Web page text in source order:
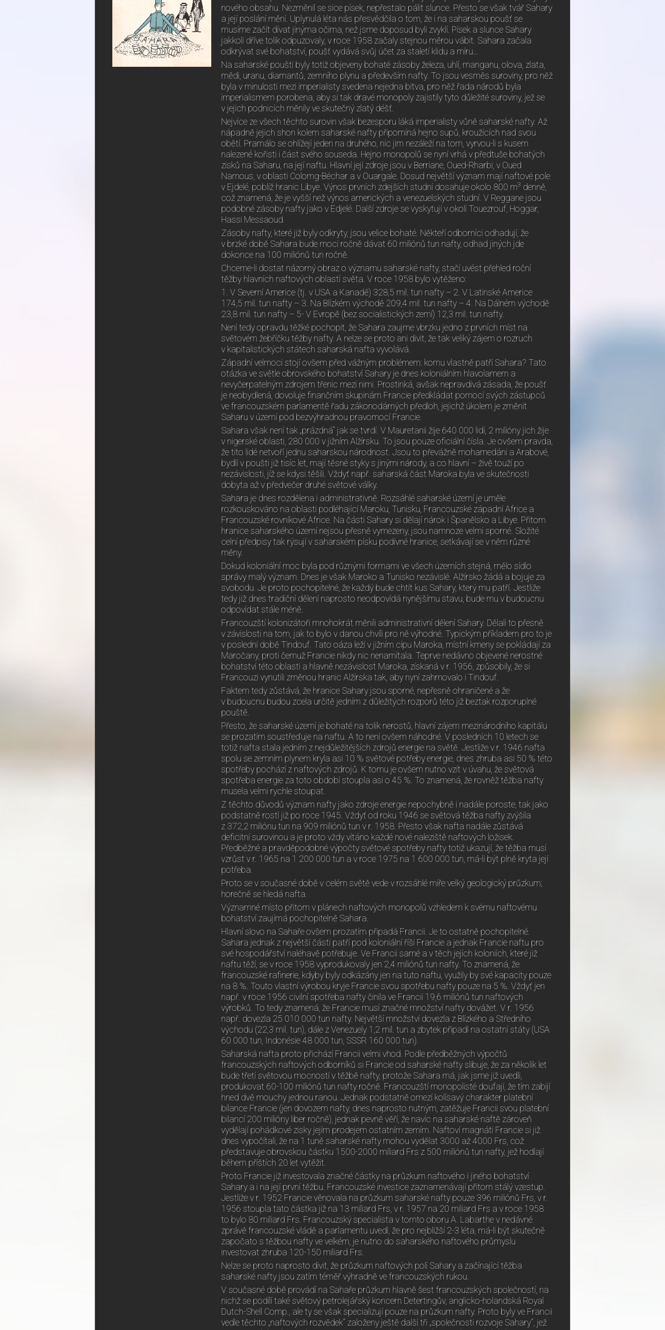
nového obsahu. Nezměnil se sice písek, nepřestalo pálit slunce. Přesto se však tvář Sahary
a její poslání mění. Uplynulá léta nás přesvědčila o tom, že i na saharskou poušť se
musíme začít dívat jinýma očima, než jsme doposud byli zvyklí. Písek a slunce Sahary
jakkoli dříve tolik odpuzovaly, v roce 1958 začaly stejnou měrou vábit. Sahara začala
odkrývat své bohatství, poušť vydává svůj účet za staletí klidu a míru…
Na saharské poušti byly totiž objeveny bohaté zásoby železa, uhlí, manganu, olova, zlata,
mědi, uranu, diamantů, zemního plynu a především nafty. To jsou vesměs suroviny, pro něž
byla v minulosti mezi imperialisty svedena nejedna bitva, pro něž řada národů byla
imperialismem porobena, aby si tak dravé monopoly zajistily tyto důležité suroviny, jež se
v jejich podnicích měnily ve skutečný zlatý déšť.
Nejvíce ze všech těchto surovin však bezesporu láká imperialisty vůně saharské nafty. Až
nápadně jejich shon kolem saharské nafty připomíná hejno supů, kroužících nad svou
obětí. Pramálo se ohlížejí jeden na druhého, nic jim nezáleží na tom, vyrvou-li s kusem
nalezené kořisti i část svého souseda. Hejno monopolů se nyní vrhá v předtuše bohatých
zisků na Saharu, na její naftu. Hlavní její zdroje jsou v Berriane, Oued-Rharbi, v Oued
Namous, v oblasti Colomg-Béchar a v Ouargale. Dosud největší význam mají naftové pole
v Ejdelé, poblíž hranic Libye. Výnos prvních zdejších studní dosahuje okolo 800 m3 denně,
což znamená, že je vyšší než výnos amerických a venezuelských studní. V Reggane jsou
podobné zásoby nafty jako v Edjelé. Další zdroje se vyskytují v okolí Touezrouf, Hoggar,
Hassi Messaoud.
Zásoby nafty, které již byly odkryty, jsou velice bohaté. Někteří odborníci odhadují, že
v brzké době Sahara bude moci ročně dávat 60 miliónů tun nafty, odhad jiných jde
dokonce na 100 miliónů tun ročně.
Chceme-li dostat názorný obraz o významu saharské nafty, stačí uvést přehled roční
těžby hlavních naftových oblastí světa. V roce 1958 bylo vytěženo:
1. V Severní Americe (tj. v USA a Kanadě) 328,5 mil. tun nafty – 2. V Latinské Americe
174,5 mil. tun nafty – 3. Na Blízkém východě 209,4 mil. tun nafty – 4. Na Dálném východě
23,8 mil. tun nafty – 5- V Evropě (bez socialistických zemí) 12,3 mil. tun nafty.
Není tedy opravdu těžké pochopit, že Sahara zaujme vbrzku jedno z prvních míst na
světovém žebříčku těžby nafty. A nelze se proto ani divit, že tak veliký zájem o rozruch
v kapitalistických státech saharská nafta vyvolává.
Západní velmoci stojí ovšem před vážným problémem: komu vlastně patří Sahara? Tato
otázka ve světle obrovského bohatství Sahary je dnes koloniálním hlavolamem a
nevyčerpatelným zdrojem třenic mezi nimi. Prostinká, avšak nepravdivá zásada, že poušť
je neobydlená, dovoluje finančním skupinám Francie předkládat pomocí svých zástupců
ve francouzském parlamentě řadu zákonodárných předloh, jejichž úkolem je změnit
Saharu v území pod bezvýhradnou pravomocí Francie.
Sahara však není tak „prázdná“ jak se tvrdí. V Mauretanii žije 640 000 lidí, 2 milióny jich žije
v nigerské oblasti, 280 000 v jižním Alžírsku. To jsou pouze oficiální čísla. Je ovšem pravda,
že tito lidé netvoří jednu saharskou národnost. Jsou to převážně mohamedáni a Arabové,
bydlí v poušti již tisíc let, mají těsné styky s jinými národy, a co hlavní – živě touží po
nezávislosti, jíž se kdysi těšili. Vždyť např. saharská část Maroka byla ve skutečnosti
dobyta až v předvečer druhé světové války.
Sahara je dnes rozdělena i administrativně. Rozsáhlé saharské území je uměle
rozkouskováno na oblasti podléhající Maroku, Tunisku, Francouzské západní Africe a
Francouzské rovníkové Africe. Na části Sahary si dělají nárok i Španělsko a Libye. Přitom
hranice saharského území nejsou přesně vymezeny, jsou namnoze velmi sporné. Složité
celní předpisy tak rýsují v saharském písku podivné hranice, setkávají se v něm různé
měny.
Dokud koloniální moc byla pod různými formami ve všech územích stejná, mělo sídlo
správy malý význam. Dnes je však Maroko a Tunisko nezávislé. Alžírsko žádá a bojuje za
svobodu. Je proto pochopitelné, že každý bude chtít kus Sahary, který mu patří. Jestliže
tedy již dnes tradiční dělení naprosto neodpovídá nynějšímu stavu, bude mu v budoucnu
odpovídat stále méně.
Francouzští kolonizátoři mnohokrát měnili administrativní dělení Sahary. Dělali to přesně
v závislosti na tom, jak to bylo v danou chvíli pro ně výhodné. Typickým příkladem pro to je
v poslední době Tindouf. Tato oáza leží v jižním cípu Maroka, místní kmeny se pokládají za
Maročany, proti čemuž Francie nikdy nic nenamítala. Teprve nedávno objevené nerostné
bohatství této oblasti a hlavně nezávislost Maroka, získaná v r. 1956, způsobily, že si
Francouzi vynutili změnou hranic Alžírska tak, aby nyní zahrnovalo i Tindouf.
Faktem tedy zůstává, že hranice Sahary jsou sporné, nepřesně ohraničené a že
v budoucnu budou zcela určitě jedním z důležitých rozporů této již beztak rozporuplné
pouště.
Přesto, že saharské území je bohaté na tolik nerostů, hlavní zájem mezinárodního kapitálu
se prozatím soustřeďuje na naftu. A to není ovšem náhodné. V posledních 10 letech se
totiž nafta stala jedním z nejdůležitějších zdrojů energie na světě. Jestliže v r. 1946 nafta
spolu se zemním plynem kryla asi 10 % světové potřeby energie, dnes zhruba asi 50 % této
spotřeby pochází z naftových zdrojů. K tomu je ovšem nutno vzít v úvahu, že světová
spotřeba energie za toto období stoupla asi o 45 %. To znamená, že rovněž těžba nafty
musela velmi rychle stoupat.
Z těchto důvodů význam nafty jako zdroje energie nepochybně i nadále poroste, tak jako
podstatně rostl již po roce 1945. Vždyť od roku 1946 se světová těžba nafty zvýšila
z 372,2 miliónu tun na 909 miliónů tun v r. 1958. Přesto však nafta nadále zůstává
deficitní surovinou a je proto vždy vítáno každé nové naleziště naftových ložisek.
Předběžné a pravděpodobné výpočty světové spotřeby nafty totiž ukazují, že těžba musí
vzrůst v r. 1965 na 1 200 000 tun a v roce 1975 na 1 600 000 tun, má-li být plně kryta její
potřeba.
Proto se v současné době v celém světě vede v rozsáhlé míře velký geologický průzkum;
horečně se hledá nafta.
Významné místo přitom v plánech naftových monopolů vzhledem k svému naftovému
bohatství zaujímá pochopitelně Sahara.
Hlavní slovo na Sahaře ovšem prozatím připadá Francii. Je to ostatně pochopitelné.
Sahara jednak z největší části patří pod koloniální říši Francie a jednak Francie naftu pro
své hospodářství naléhavě potřebuje. Ve Francii samé a v těch jejích koloniích, které již
naftu těží, se v roce 1958 vyprodukovaly jen 2,4 miliónů tun nafty. To znamená, že
francouzské rafinerie, kdyby byly odkázány jen na tuto naftu, využily by své kapacity pouze
na 8 %. Touto vlastní výrobou kryje Francie svou spotřebu nafty pouze na 5 %. Vždyť jen
např. v roce 1956 civilní spotřeba nafty činila ve Francii 19,6 miliónů tun naftových
výrobků. To tedy znamená, že Francie musí značné množství nafty dovážet. V r. 1956
např. dovezla 25 010 000 tun nafty. Největší množství dovezla z Blízkého a Středního
východu (22,3 mil. tun), dále z Venezuely 1,2 mil. tun a zbytek připadl na ostatní státy (USA
60 000 tun, Indonésie 48 000 tun, SSSR 160 000 tun).
Saharská nafta proto přichází Francii velmi vhod. Podle předběžných výpočtů
francouzských naftových odborníků si Francie od saharské nafty slibuje, že za několik let
bude třetí světovou mocností v těžbě nafty, protože Sahara má, jak jsme již uvedli,
produkovat 60-100 miliónů tun nafty ročně. Francouzští monopolisté doufají, že tím zabijí
hned dvě mouchy jednou ranou. Jednak podstatně omezí kolísavý charakter platební
bilance Francie (jen dovozem nafty, dnes naprosto nutným, zatěžuje Francii svou platební
bilancí 200 milióny liber ročně), jednak pevně věří, že navíc na saharské naftě zároveň
vydělají pohádkové zisky jejím prodejem ostatním zemím. Naftoví magnáti Francie si již
dnes vypočítali, že na 1 tuně saharské nafty mohou vydělat 3000 až 4000 Frs, což
představuje obrovskou částku 1500-2000 miliard Frs z 500 miliónů tun nafty, jež hodlají
během příštích 20 let vytěžit.
Proto Francie již investovala značné částky na průzkum naftového i jiného bohatství
Sahary a i na její první těžbu. Francouzské investice zaznamenávají přitom stálý vzestup.
Jestliže v r. 1952 Francie věnovala na průzkum saharské nafty pouze 396 miliónů Frs, v r.
1956 stoupla tato částka již na 13 miliard Frs, v r. 1957 na 20 miliard Frs a v roce 1958
to bylo 80 miliard Frs. Francouzský specialista v tomto oboru A. Labarthe v nedávné
zprávě francouzské vládě a parlamentu uvedl, že pro nejbližší 2-3 léta, má-li být skutečně
započato s těžbou nafty ve velkém, je nutno do saharského naftového průmyslu
investovat zhruba 120-150 miliard Frs.
Nelze se proto naprosto divit, že průzkum naftových polí Sahary a začínající těžba
saharské nafty jsou zatím téměř výhradně ve francouzských rukou.
V současné době provádí na Sahaře průzkum hlavně šest francouzských společností, na
nichž se podílí také světový petrolejářský koncern Detertingův, anglicko-holandská Royal
Dutch-Shell Comp., ale ty se však specializují pouze na průzkum nafty. Proto byly ve Francii
vedle těchto „naftových rozvědek“ založeny ještě další tři „společnosti rozvoje Sahary“, jež